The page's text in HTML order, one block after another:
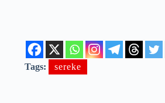
Tags: sereke